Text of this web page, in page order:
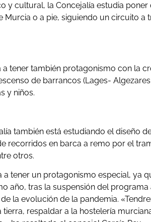
y cultural, la Concejalía estudia poner
o a pie, siguiendo un circuito a
tener también protagonismo con la
de barrancos (Lages-
y niños.
también está estudiando el diseño
recorridos en barca a remo por el
otros.
tener un protagonismo especial, ya
año, tras la suspensión del programa
la evolución de la pandemia.
respaldar a la hostelería